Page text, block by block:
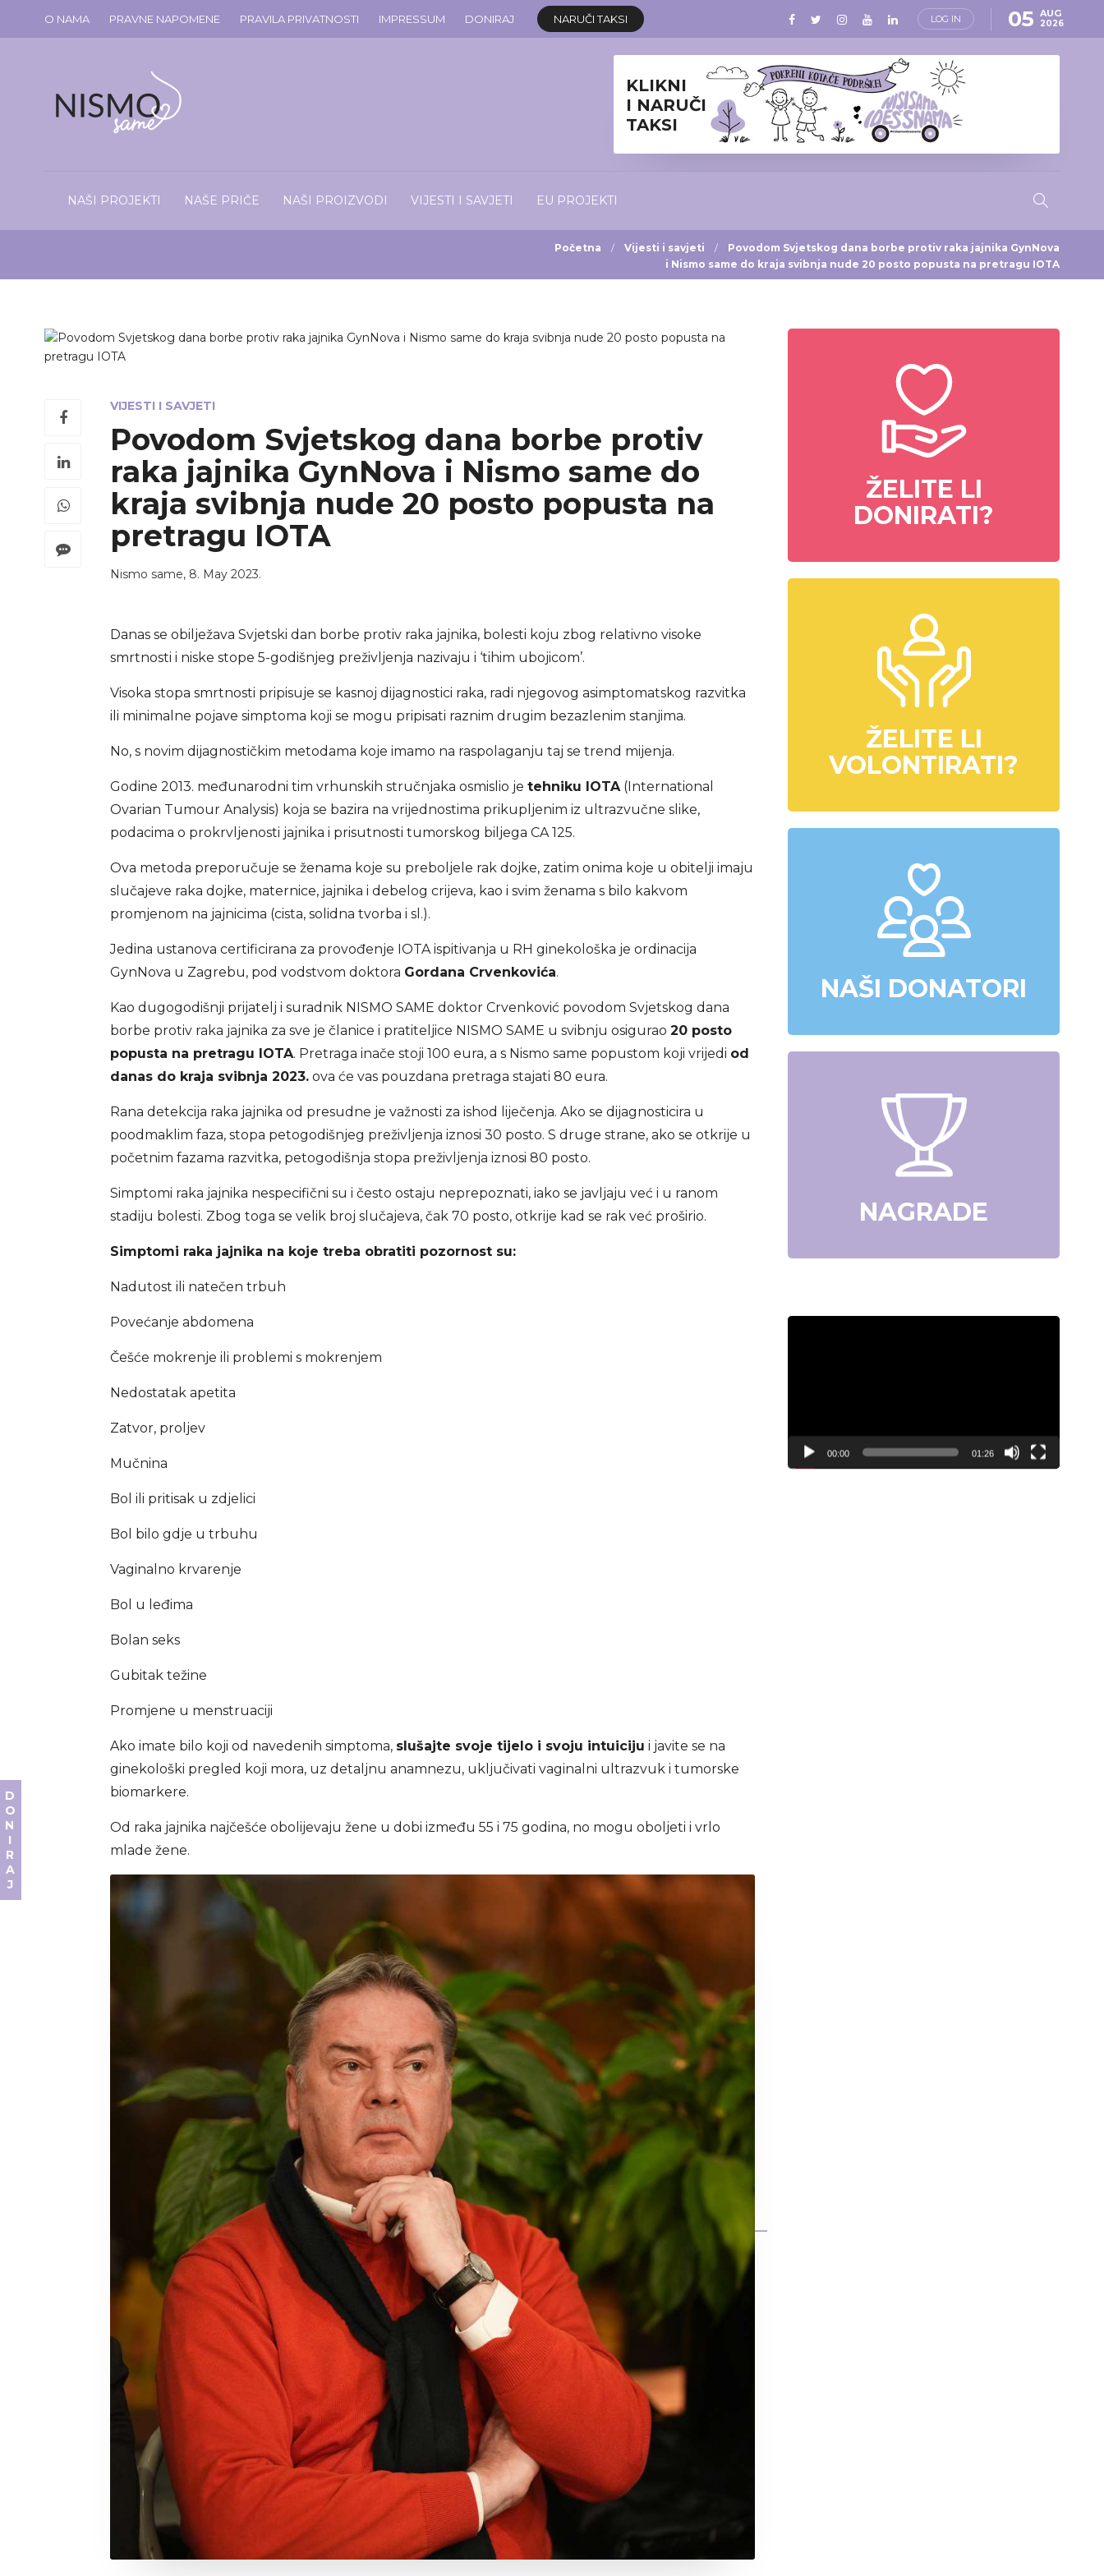
O NAMA PRAVNE NAPOMENE PRAVILA PRIVATNOSTI IMPRESSUM DONIRAJ NARUČI TAKSI LOG IN 05 AUG
2026
KLIKNI
I NARUČI
TAKSI
NAŠI PROJEKTI NAŠE PRIČE NAŠI PROIZVODI VIJESTI I SAVJETI EU PROJEKTI
Početna Vijesti i savjeti
Povodom Svjetskog dana borbe protiv raka jajnika GynNova
i Nismo same do kraja svibnja nude 20 posto popusta na pretragu IOTA
VIJESTI I SAVJETI
Povodom Svjetskog dana borbe protiv
raka jajnika GynNova i Nismo same do
kraja svibnja nude 20 posto popusta na
pretragu IOTA
Nismo same, 8. May 2023.
Danas se obilježava Svjetski dan borbe protiv raka jajnika, bolesti koju zbog relativno visoke
smrtnosti i niske stope 5-godišnjeg preživljenja nazivaju i ‘tihim ubojicom’.
Visoka stopa smrtnosti pripisuje se kasnoj dijagnostici raka, radi njegovog asimptomatskog razvitka
ili minimalne pojave simptoma koji se mogu pripisati raznim drugim bezazlenim stanjima.
No, s novim dijagnostičkim metodama koje imamo na raspolaganju taj se trend mijenja.
Godine 2013. međunarodni tim vrhunskih stručnjaka osmislio je tehniku IOTA(International
Ovarian Tumour Analysis) koja se bazira na vrijednostima prikupljenim iz ultrazvučne slike,
podacima o prokrvljenosti jajnika i prisutnosti tumorskog biljega CA 125.
Ova metoda preporučuje se ženama koje su preboljele rak dojke, zatim onima koje u obitelji imaju
slučajeve raka dojke, maternice, jajnika i debelog crijeva, kao i svim ženama s bilo kakvom
promjenom na jajnicima (cista, solidna tvorba i sl.).
Jedina ustanova certificirana za provođenje IOTA ispitivanja u RH ginekološka je ordinacija
GynNova u Zagrebu, pod vodstvom doktora Gordana Crvenkovića.
Kao dugogodišnji prijatelj i suradnik NISMO SAME doktor Crvenković povodom Svjetskog dana
borbe protiv raka jajnika za sve je članice i pratiteljice NISMO SAME u svibnju osigurao 20 posto
popusta na pretragu IOTA. Pretraga inače stoji 100 eura, a s Nismo same popustom koji vrijedi od
danas do kraja svibnja 2023.ova će vas pouzdana pretraga stajati 80 eura.
Rana detekcija raka jajnika od presudne je važnosti za ishod liječenja. Ako se dijagnosticira u
poodmaklim faza, stopa petogodišnjeg preživljenja iznosi 30 posto. S druge strane, ako se otkrije u
početnim fazama razvitka, petogodišnja stopa preživljenja iznosi 80 posto.
Simptomi raka jajnika nespecifični su i često ostaju neprepoznati, iako se javljaju već i u ranom
stadiju bolesti. Zbog toga se velik broj slučajeva, čak 70 posto, otkrije kad se rak već proširio.
Simptomi raka jajnika na koje treba obratiti pozornost su:
Nadutost ili natečen trbuh
Povećanje abdomena
Češće mokrenje ili problemi s mokrenjem
Nedostatak apetita
Zatvor, proljev
Mučnina
Bol ili pritisak u zdjelici
Bol bilo gdje u trbuhu
Vaginalno krvarenje
Bol u leđima
Bolan seks
Gubitak težine
Promjene u menstruaciji
Ako imate bilo koji od navedenih simptoma, slušajte svoje tijelo i svoju intuiciju i javite se na
ginekološki pregled koji mora, uz detaljnu anamnezu, uključivati vaginalni ultrazvuk i tumorske
biomarkere.
Od raka jajnika najčešće obolijevaju žene u dobi između 55 i 75 godina, no mogu oboljeti i vrlo
mlade žene.
ŽELITE LI
DONIRATI?
ŽELITE LI
VOLONTIRATI?
NAŠI DONATORI
NAGRADE
Video
00:00 01:26
DONIRAJ